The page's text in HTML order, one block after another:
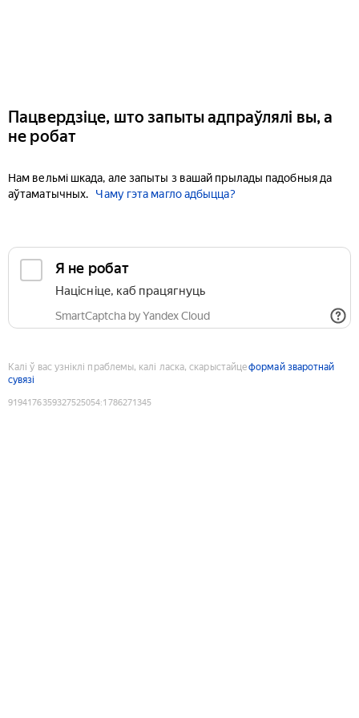
Пацвердзіце, што запыты адпраўлялі вы, а
не робат
Нам вельмі шкада, але запыты з вашай прылады падобныя да
аўтаматычных.
Чаму гэта магло адбыцца?
Я не робат
Націсніце, каб працягнуць
SmartCaptcha by Yandex Cloud
Калі ў вас узніклі праблемы, калі ласка, скарыстайцеформай зваротнай
сувязі
9194176359327525054:1786271345